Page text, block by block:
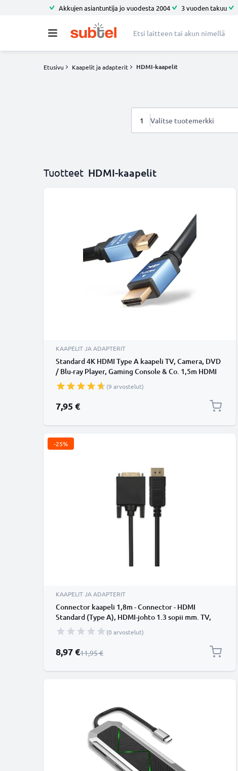
Akkujen asiantuntija jo vuodesta 2004 3 vuoden takuu
Etusivu Kaapelit ja adapterit HDMI-kaapelit
1 Valitse tuotemerkki
Tuotteet HDMI-kaapelit
KAAPELIT JA ADAPTERIT
Standard 4K HDMI Type A kaapeli TV, Camera, DVD
/ Blu-ray Player, Gaming Console & Co. 1,5m HDMI
johto 2.0
(9 arvostelut)
7,95 €
-25%
KAAPELIT JA ADAPTERIT
Connector kaapeli 1,8m - Connector - HDMI
Standard (Type A), HDMI-johto 1.3 sopii mm. TV,
DVD, blu-ray, kamera, näyttö
(0 arvostelut)
Erikoishinta
8,97 €Normaali hinta
11,95 €